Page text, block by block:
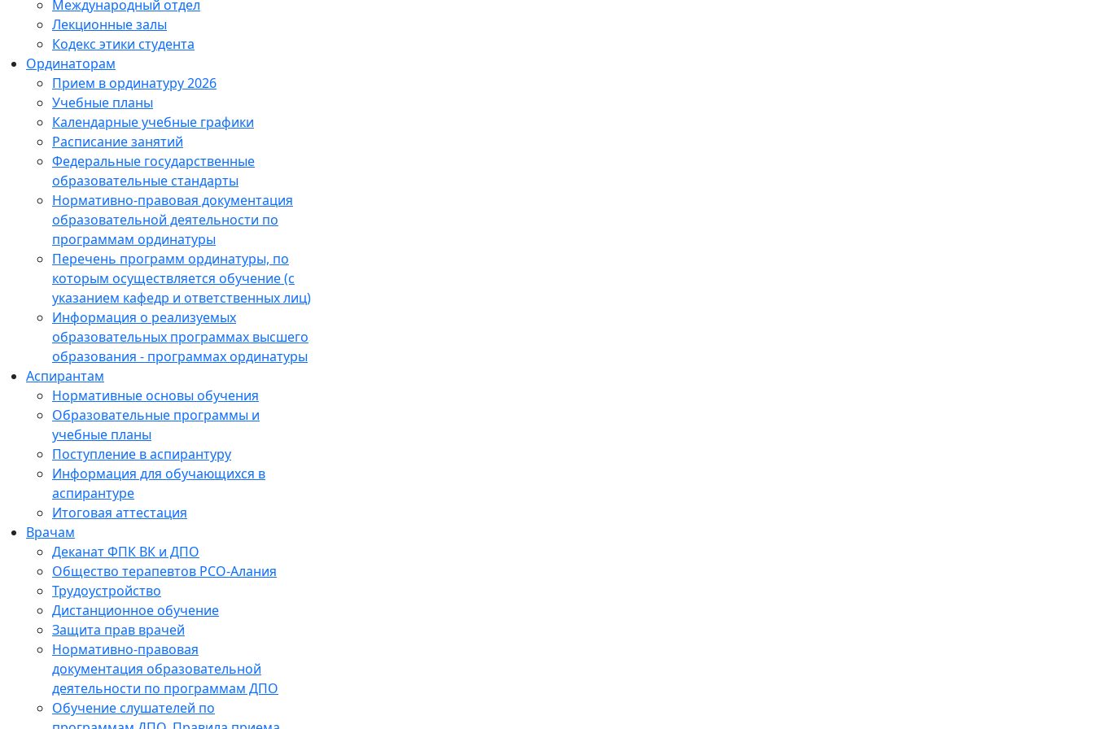
Международный отдел
Лекционные залы
Кодекс этики студента
Ординаторам
Прием в ординатуру 2026
Учебные планы
Календарные учебные графики
Расписание занятий
Федеральные государственные
образовательные стандарты
Нормативно-правовая документация
образовательной деятельности по
программам ординатуры
Перечень программ ординатуры, по
которым осуществляется обучение (с
указанием кафедр и ответственных лиц)
Информация о реализуемых
образовательных программах высшего
образования - программах ординатуры
Аспирантам
Нормативные основы обучения
Образовательные программы и
учебные планы
Поступление в аспирантуру
Информация для обучающихся в
аспирантуре
Итоговая аттестация
Врачам
Деканат ФПК ВК и ДПО
Общество терапевтов РСО-Алания
Трудоустройство
Дистанционное обучение
Защита прав врачей
Нормативно-правовая
документация образовательной
деятельности по программам ДПО
Обучение слушателей по